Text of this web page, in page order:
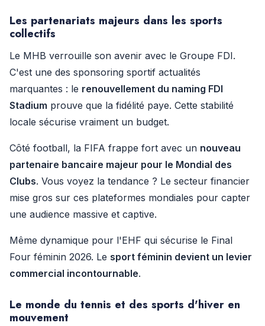
Les partenariats majeurs dans les sports
collectifs
Le MHB verrouille son avenir avec le Groupe FDI.
C'est une des sponsoring sportif actualités
marquantes : le renouvellement du naming FDI
Stadium prouve que la fidélité paye. Cette stabilité
locale sécurise vraiment un budget.
Côté football, la FIFA frappe fort avec un nouveau
partenaire bancaire majeur pour le Mondial des
Clubs. Vous voyez la tendance ? Le secteur financier
mise gros sur ces plateformes mondiales pour capter
une audience massive et captive.
Même dynamique pour l'EHF qui sécurise le Final
Four féminin 2026. Le sport féminin devient un levier
commercial incontournable.
Le monde du tennis et des sports d'hiver en
mouvement